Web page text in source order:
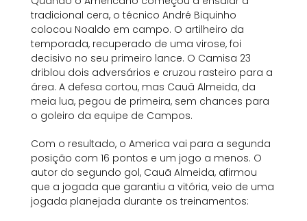
tradicional cera, o técnico André Biquinho
colocou Noaldo em campo. O artilheiro da
temporada, recuperado de uma virose, foi
decisivo no seu primeiro lance. O Camisa 23
driblou dois adversários e cruzou rasteiro para a
área. A defesa cortou, mas Cauã Almeida, da
meia lua, pegou de primeira, sem chances para
o goleiro da equipe de Campos.
Com o resultado, o America vai para a segunda
posição com 16 pontos e um jogo a menos. O
autor do segundo gol, Cauã Almeida, afirmou
que a jogada que garantiu a vitória, veio de uma
jogada planejada durante os treinamentos: